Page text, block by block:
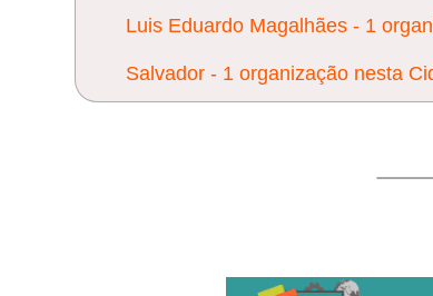
Luis Eduardo Magalhães - 1
Salvador - 1 organização nesta